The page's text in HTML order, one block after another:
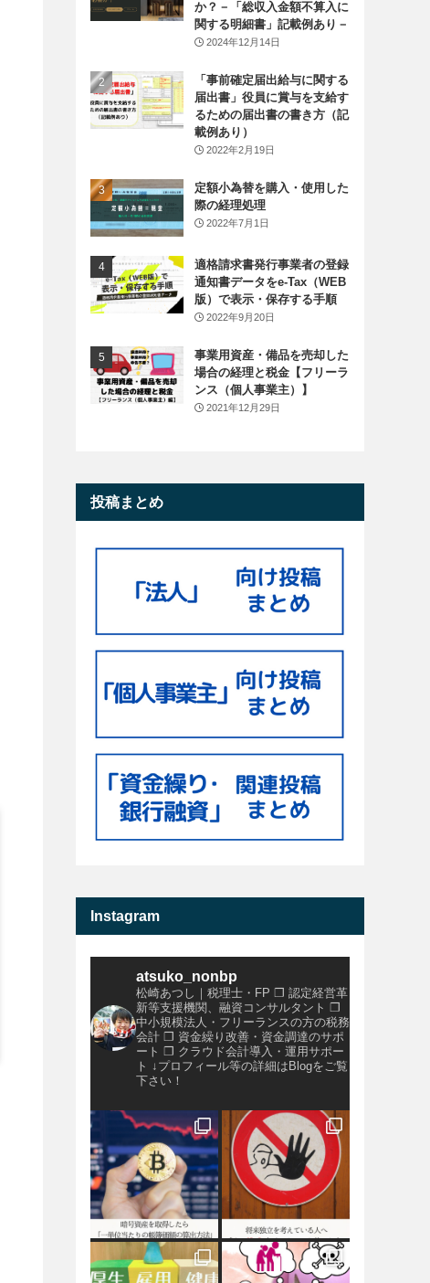
か？－「総収入金額不算入に
関する明細書」記載例あり－
2024年12月14日
「事前確定届出給与に関する
届出書」役員に賞与を支給す
るための届出書の書き方（記
載例あり）
2022年2月19日
定額小為替を購入・使用した
際の経理処理
2022年7月1日
適格請求書発行事業者の登録
通知書データをe-Tax（WEB
版）で表示・保存する手順
2022年9月20日
事業用資産・備品を売却した
場合の経理と税金【フリーラ
ンス（個人事業主）】
2021年12月29日
投稿まとめ
Instagram
atsuko_nonbp
松崎あつし｜税理士・FP ❐ 認定経営革
新等支援機関、融資コンサルタント ❐
中小規模法人・フリーランスの方の税務
会計 ❐ 資金繰り改善・資金調達のサポ
ート ❐ クラウド会計導入・運用サポー
ト ↓プロフィール等の詳細はBlogをご覧
下さい！